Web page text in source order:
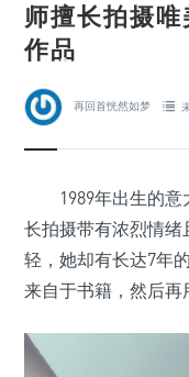
师擅长拍摄
作品
再回首恍然如梦
1989年出生的
长拍摄带有浓烈情绪
轻，她却有长达7年
来自于书籍，然后再
•
•
•
•
•